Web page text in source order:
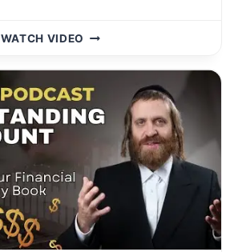
WATCH VIDEO EPISODE
“DIVERSIFICATION
FOR
ALL”
PROTECT
MONEY.